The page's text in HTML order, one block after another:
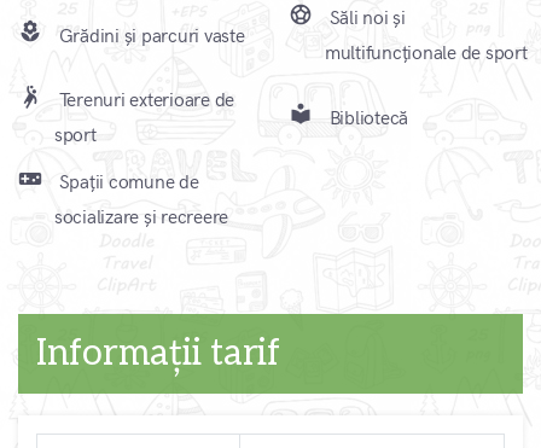
local_florist Grădini și parcuri vaste
sports_soccer
Săli noi și
multifuncționale de sport
sports_handball
Terenuri exterioare de
sport
local_library Bibliotecă
videogame_asset
Spații comune de
socializare și recreere
Informații tarif